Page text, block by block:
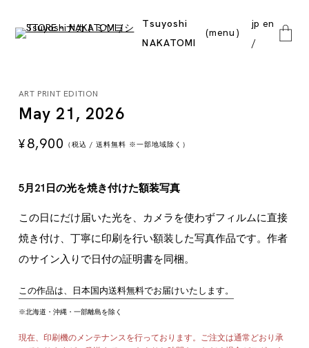
Tsuyoshi
NAKATOMI
menu
jp en
ART PRINT EDITION
May 21, 2026
¥8,900 （税込 / 送料無料 ※一部地域除く）
5月21日の光を焼き付けた額装写真
この日にだけ届いた光を、カメラを使わずフィルムに直接
焼き付け、丁寧に印刷を行い額装した写真作品です。作者
のサイン入りで日付の証明書を同梱。
この作品は、日本国内送料無料でお届けいたします。
※北海道・沖縄・一部離島を除く
現在、印刷機のメンテナンスを行っております。ご注文は通常どおり承